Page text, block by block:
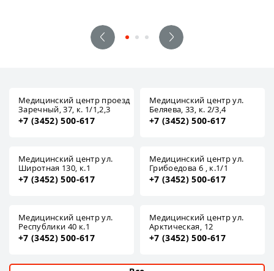
Медицинский центр проезд
Заречный, 37, к. 1/1,2,3
+7 (3452) 500-617
Медицинский центр ул.
Беляева, 33, к. 2/3,4
+7 (3452) 500-617
Медицинский центр ул.
Широтная 130, к.1
+7 (3452) 500-617
Медицинский центр ул.
Грибоедова 6 , к.1/1
+7 (3452) 500-617
Медицинский центр ул.
Республики 40 к.1
+7 (3452) 500-617
Медицинский центр ул.
Арктическая, 12
+7 (3452) 500-617